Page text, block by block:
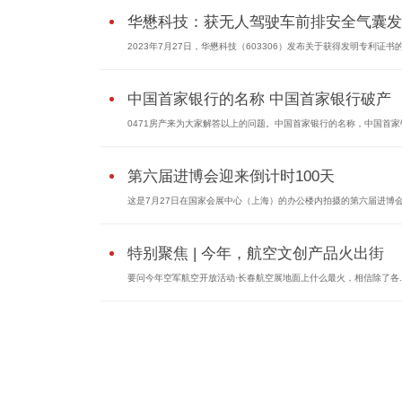
华懋科技：获无人驾驶车前排安全气囊
2023年7月27日，华懋科技（603306）发布关于获得发明专利证书的
中国首家银行的名称 中国首家银行破产
0471房产来为大家解答以上的问题。中国首家银行的名称，中国首家
第六届进博会迎来倒计时100天
这是7月27日在国家会展中心（上海）的办公楼内拍摄的第六届进博
特别聚焦 | 今年，航空文创产品火出街
要问今年空军航空开放活动·长春航空展地面上什么最火，相信除了各...